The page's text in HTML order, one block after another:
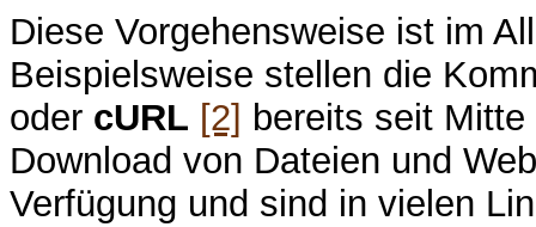
Diese Vorgehensweise ist im
Beispielsweise stellen die
oder cURL [2] bereits seit
Download von Dateien und
Verfügung und sind in vielen